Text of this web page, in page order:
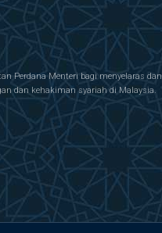
Perdana Menteri bagi menyelaras dan
dan kehakiman syariah di Malaysia.